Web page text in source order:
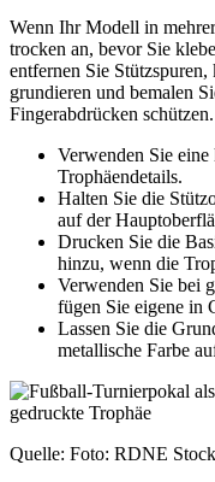
Wenn Ihr Modell in
trocken an, bevor Sie
entfernen Sie
grundieren und bemalen
Fingerabdrücken schützen.
Verwenden Sie
Trophäendetails.
Halten Sie die
auf der
Drucken Sie die
hinzu, wenn die
Verwenden Sie bei
fügen Sie eigene in
Lassen Sie die
metallische Farbe
Quelle: Foto: RDNE